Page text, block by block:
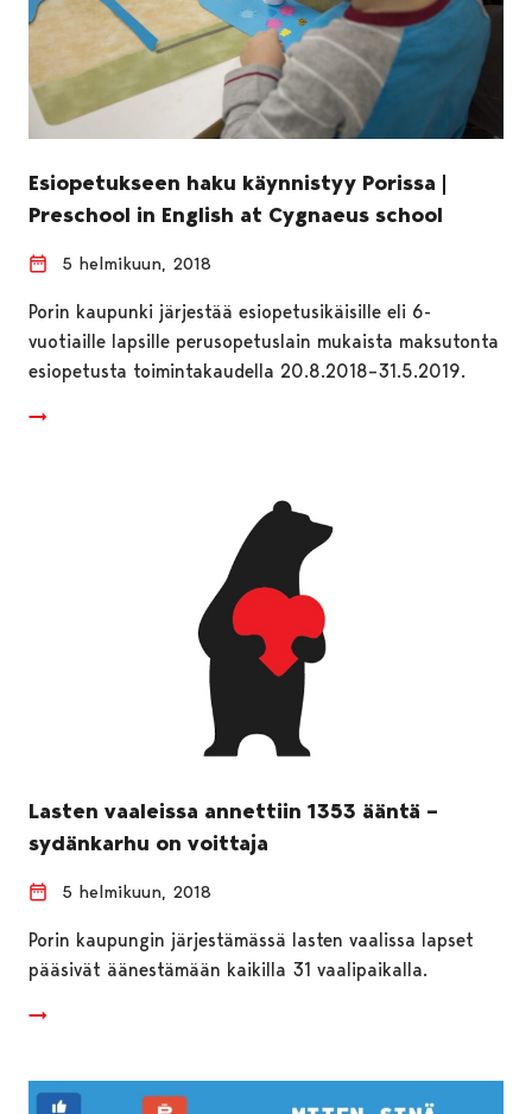
Esiopetukseen haku käynnistyy Porissa |
Preschool in English at Cygnaeus school
5 helmikuun, 2018
Porin kaupunki järjestää esiopetusikäisille eli 6-
vuotiaille lapsille perusopetuslain mukaista maksutonta
esiopetusta toimintakaudella 20.8.2018–31.5.2019.
Lasten vaaleissa annettiin 1353 ääntä –
sydänkarhu on voittaja
5 helmikuun, 2018
Porin kaupungin järjestämässä lasten vaalissa lapset
pääsivät äänestämään kaikilla 31 vaalipaikalla.